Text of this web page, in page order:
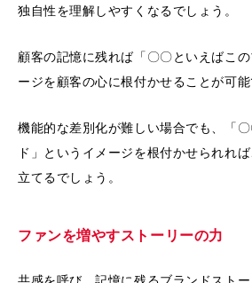
独自性を理解しやすくなるでしょう。
顧客の記憶に残れば「〇〇といえばこ
ージを顧客の心に根付かせることが可能
機能的な差別化が難しい場合でも、「
ド」というイメージを根付かせられれ
立てるでしょう。
ファンを増やすストーリーの力